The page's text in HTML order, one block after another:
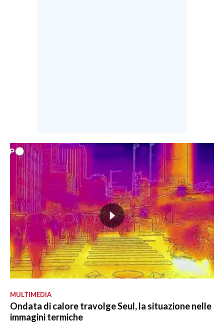
MULTIMEDIA
Ondata di calore travolge Seul, la situazione nelle
immagini termiche